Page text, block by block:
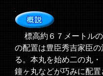
標高約６７メートルの
の配置は豊臣秀吉家臣
る。本丸を始め二の丸・
鐘ヶ丸などが巧みに配